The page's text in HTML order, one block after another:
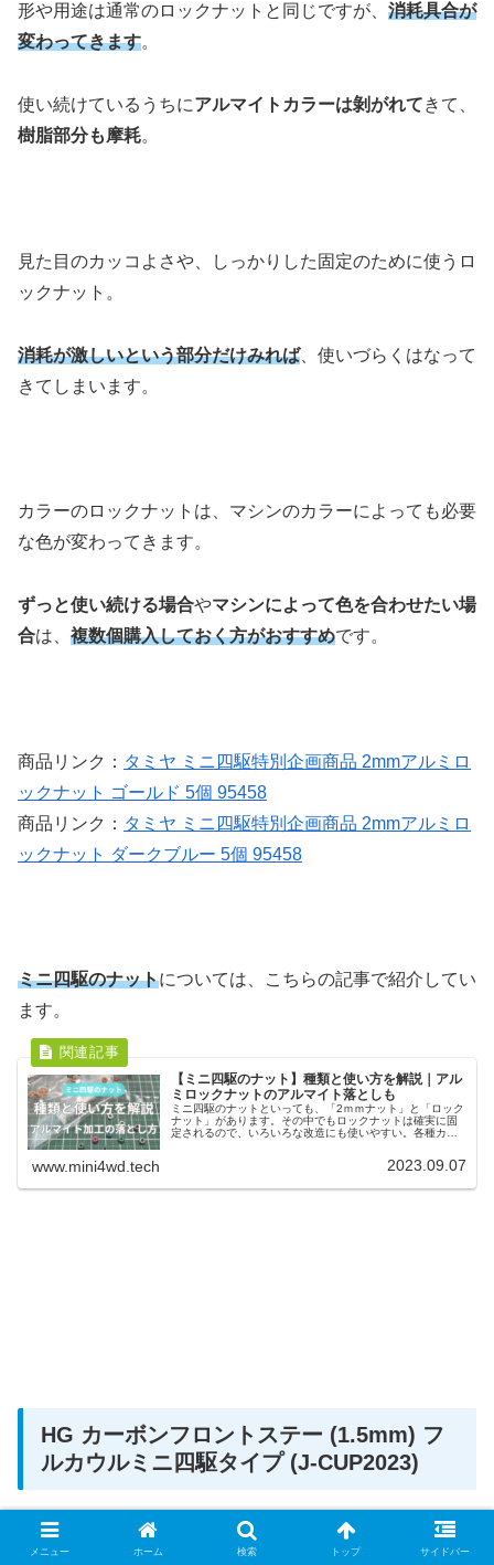
形や用途は通常のロックナットと同じですが、 消耗具合が
変わってきます。
使い続けているうちにアルマイトカラーは剝がれてきて、
樹脂部分も摩耗。
見た目のカッコよさや、しっかりした固定のために使うロ
ックナット。
消耗が激しいという部分だけみれば、使いづらくはなって
きてしまいます。
カラーのロックナットは、マシンのカラーによっても必要
な色が変わってきます。
ずっと使い続ける場合やマシンによって色を合わせたい場
合は、 複数個購入しておく方がおすすめです。
商品リンク： タミヤ ミニ四駆特別企画商品 2mmアルミロ
ックナット ゴールド 5個 95458
商品リンク： タミヤ ミニ四駆特別企画商品 2mmアルミロ
ックナット ダークブルー 5個 95458
ミニ四駆のナットについては、こちらの記事で紹介してい
ます。
【ミニ四駆のナット】種類と使い方を解説｜アル
ミロックナットのアルマイト落としも
ミニ四駆のナットといっても、「2ｍｍナット」と「ロック
ナット」があります。その中でもロックナットは確実に固
定されるので、いろいろな改造にも使いやすい。各種カラ
www.mini4wd.tech 2023.09.07
HG カーボンフロントステー (1.5mm) フ
ルカウルミニ四駆タイプ (J-CUP2023)
メニュー ホーム 検索 トップ サイドバー